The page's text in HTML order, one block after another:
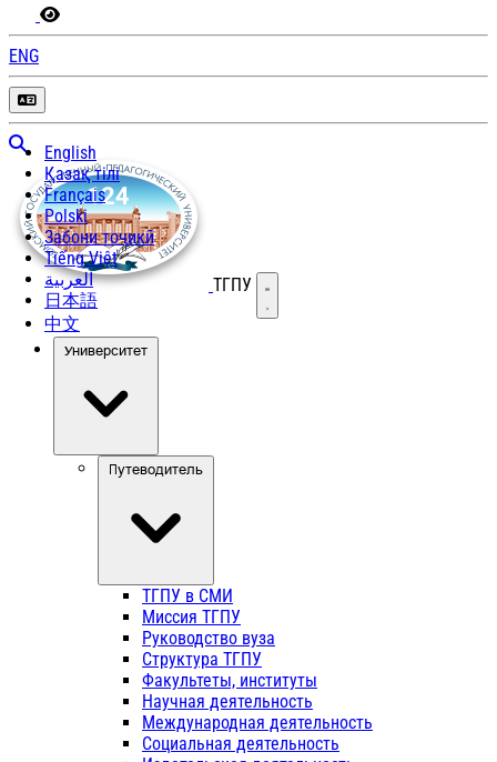
ENG
English
Қазақ тілі
Français
Polski
Забони тоҷикӣ
Tiếng Việt
العربية
日本語
中文
ТГПУ Открыть меню
Университет
Путеводитель
ТГПУ в СМИ
Миссия ТГПУ
Руководство вуза
Структура ТГПУ
Факультеты, институты
Научная деятельность
Международная деятельность
Социальная деятельность